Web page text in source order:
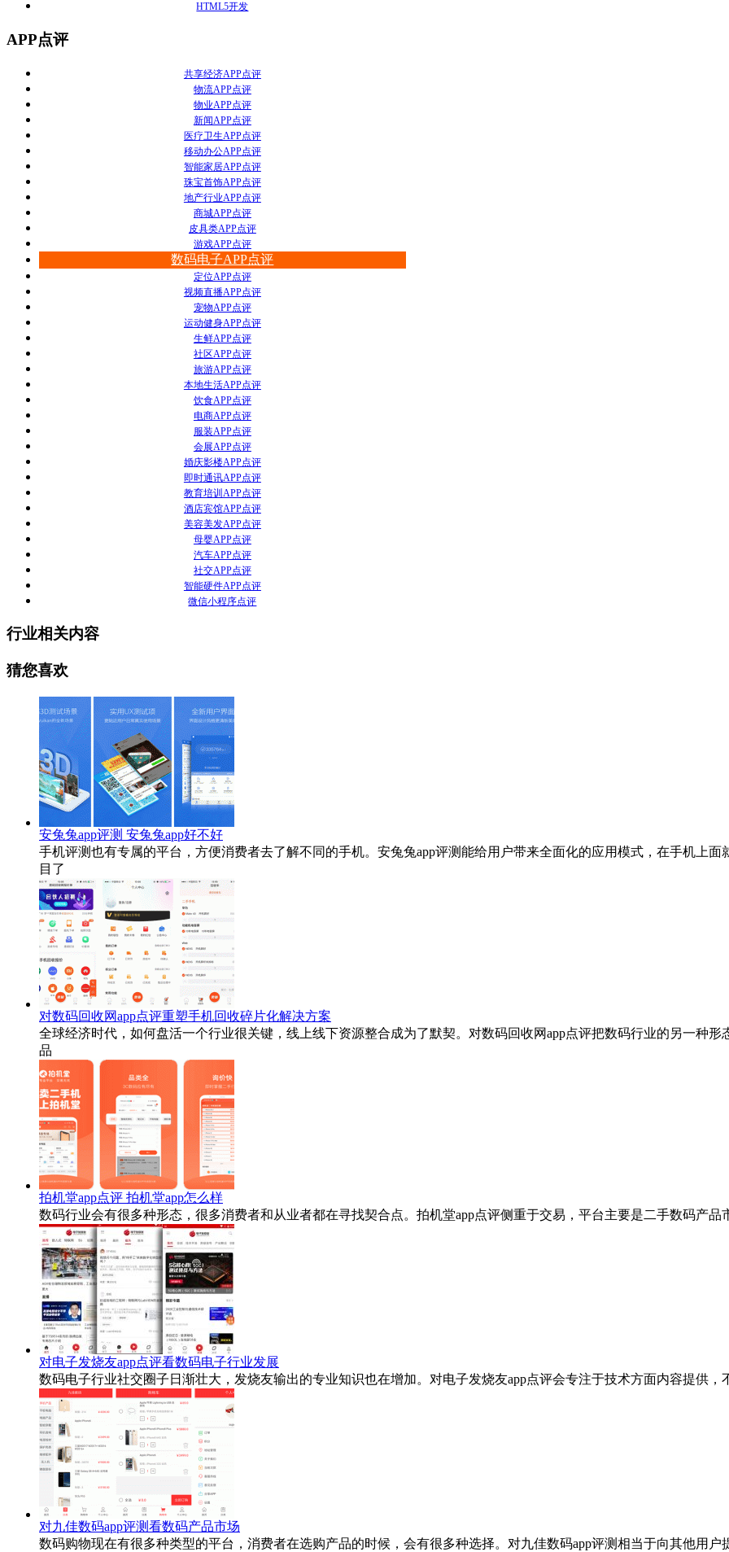
HTML5开发
APP点评
共享经济APP点评
物流APP点评
物业APP点评
新闻APP点评
医疗卫生APP点评
移动办公APP点评
智能家居APP点评
珠宝首饰APP点评
地产行业APP点评
商城APP点评
皮具类APP点评
游戏APP点评
数码电子APP点评
定位APP点评
视频直播APP点评
宠物APP点评
运动健身APP点评
生鲜APP点评
社区APP点评
旅游APP点评
本地生活APP点评
饮食APP点评
电商APP点评
服装APP点评
会展APP点评
婚庆影楼APP点评
即时通讯APP点评
教育培训APP点评
酒店宾馆APP点评
美容美发APP点评
母婴APP点评
汽车APP点评
社交APP点评
智能硬件APP点评
微信小程序点评
行业相关内容
猜您喜欢
安兔兔app评测 安兔兔app好不好
手机评测也有专属的平台，方便消费者去了解不同的手机。安兔兔app评测能给用户带来全面化的应用模式，在手机上
目了
对数码回收网app点评重塑手机回收碎片化解决方案
全球经济时代，如何盘活一个行业很关键，线上线下资源整合成为了默契。对数码回收网app点评把数码行业的另一种
品
拍机堂app点评 拍机堂app怎么样
数码行业会有很多种形态，很多消费者和从业者都在寻找契合点。拍机堂app点评侧重于交易，平台主要是二手数码产
对电子发烧友app点评看数码电子行业发展
数码电子行业社交圈子日渐壮大，发烧友输出的专业知识也在增加。对电子发烧友app点评会专注于技术方面内容提供
对九佳数码app评测看数码产品市场
数码购物现在有很多种类型的平台，消费者在选购产品的时候，会有很多种选择。对九佳数码app评测相当于向其他用